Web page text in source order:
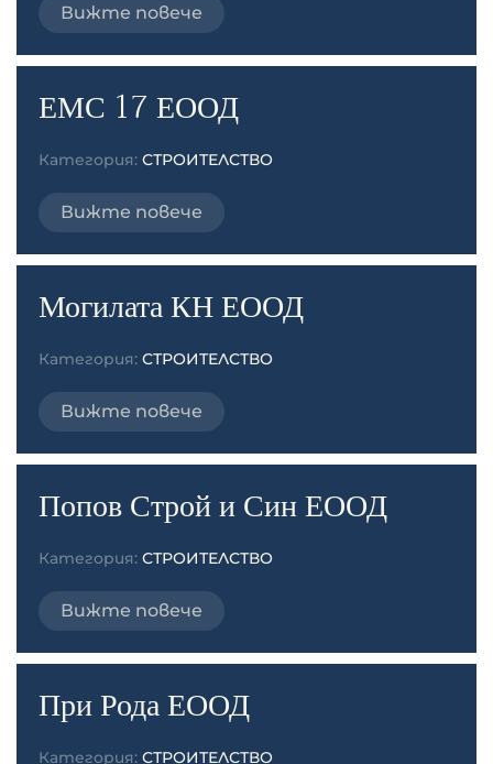
Вижте повече
ЕМС 17 ЕООД
Категория: СТРОИТЕЛСТВО
Вижте повече
Могилата КН ЕООД
Категория: СТРОИТЕЛСТВО
Вижте повече
Попов Строй и Син ЕООД
Категория: СТРОИТЕЛСТВО
Вижте повече
При Рода ЕООД
Категория: СТРОИТЕЛСТВО